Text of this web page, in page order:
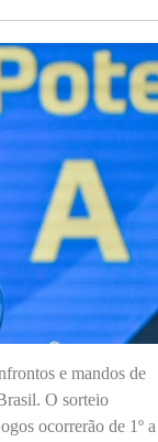
e mandos de
O sorteio
ocorrerão de 1º a